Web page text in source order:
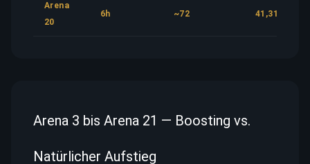
Arena
20
6h ~72 41,31 €
Arena 3 bis Arena 21 — Boosting vs.
Natürlicher Aufstieg